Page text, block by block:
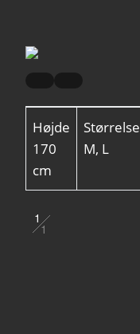
Højde
170
cm
Størrelse
M, L
1
1